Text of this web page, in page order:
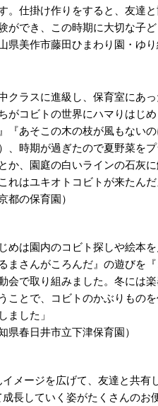
。仕掛け作りをすると、友達
ができ、この時期に大切な子
山県美作市藤田ひまわり園・ゆり
中クラスに進級し、保育室にあ
がコビトの世界にハマりはじ
『あそこの木の枝が風もない
）、時期が過ぎたので夏野菜を
か、園庭の白いラインの石灰
れはユキオトコビトが来たんだ
都の保育園）
じめは園内のコビト探しや絵本
るまさんがころんだ』の遊び
会で取り組みました。冬には
ことで、コビトのかぶりもの
ました」
知県春日井市立下津保育園）
メージを広げて、友達と共有
長していく姿がたくさんのお